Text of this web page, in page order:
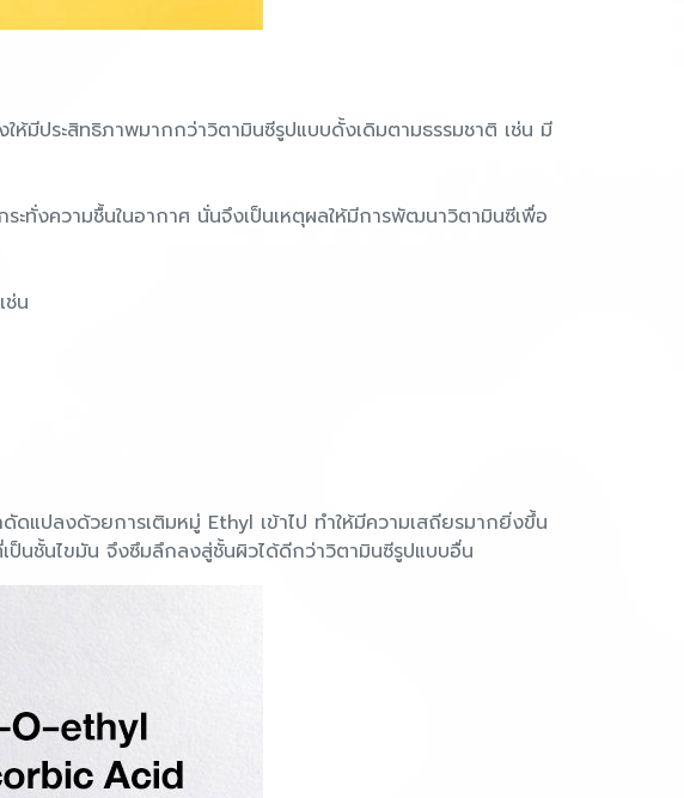
ประสิทธิภาพมากกว่าวิตามินซีรูปแบบดั้งเดิมตามธรรมชาติ เช่น มี
ะทั่งความชื้นในอากาศ นั่นจึงเป็นเหตุผลให้มีการพัฒนาวิตามินซีเพื่อ
น
ปลงด้วยการเติมหมู่ Ethyl เข้าไป ทำให้มีความเสถียรมากยิ่งขึ้น
นชั้นไขมัน จึงซึมลึกลงสู่ชั้นผิวได้ดีกว่าวิตามินซีรูปแบบอื่น